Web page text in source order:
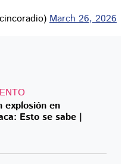
March 26, 2026
explosión en
Esto se sabe |